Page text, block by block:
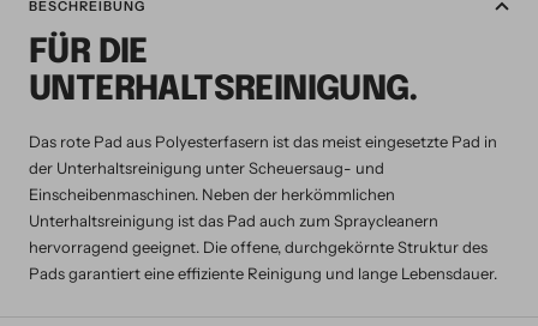
BESCHREIBUNG
FÜR DIE
UNTERHALTSREINIGUNG.
Das rote Pad aus Polyesterfasern ist das meist eingesetzte Pad in
der Unterhaltsreinigung unter Scheuersaug- und
Einscheibenmaschinen. Neben der herkömmlichen
Unterhaltsreinigung ist das Pad auch zum Spraycleanern
hervorragend geeignet. Die offene, durchgekörnte Struktur des
Pads garantiert eine effiziente Reinigung und lange Lebensdauer.